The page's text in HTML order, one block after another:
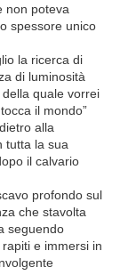
non poteva
spessore unico
la ricerca di
di luminosità
quale vorrei
il mondo”
alla
tutta la sua
il calvario
profondo sul
che stavolta
seguendo
e immersi in